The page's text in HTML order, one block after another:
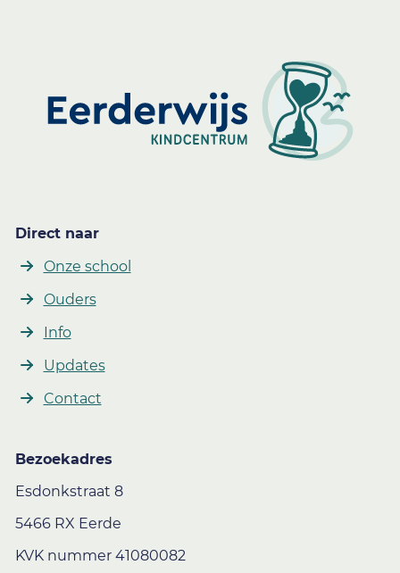
Direct naar
Onze school
Ouders
Info
Updates
Contact
Bezoekadres
Esdonkstraat 8
5466 RX Eerde
KVK nummer 41080082